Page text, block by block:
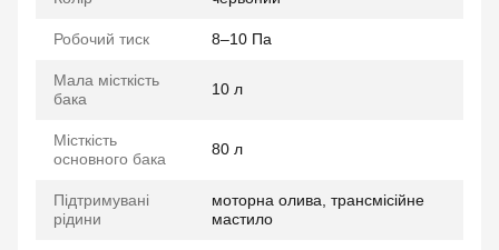
Робочий тиск 8–10 Па
Мала місткість
бака
10 л
Місткість
основного бака
80 л
Підтримувані
рідини
моторна олива, трансмісійне
мастило